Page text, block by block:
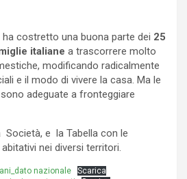
ha costretto una buona parte dei 25
italiane a trascorrere molto
modificando radicalmente
e il modo di vivere la casa. Ma le
adeguate a fronteggiare
e la Tabella con le
nei diversi territori.
nazionale
Scarica